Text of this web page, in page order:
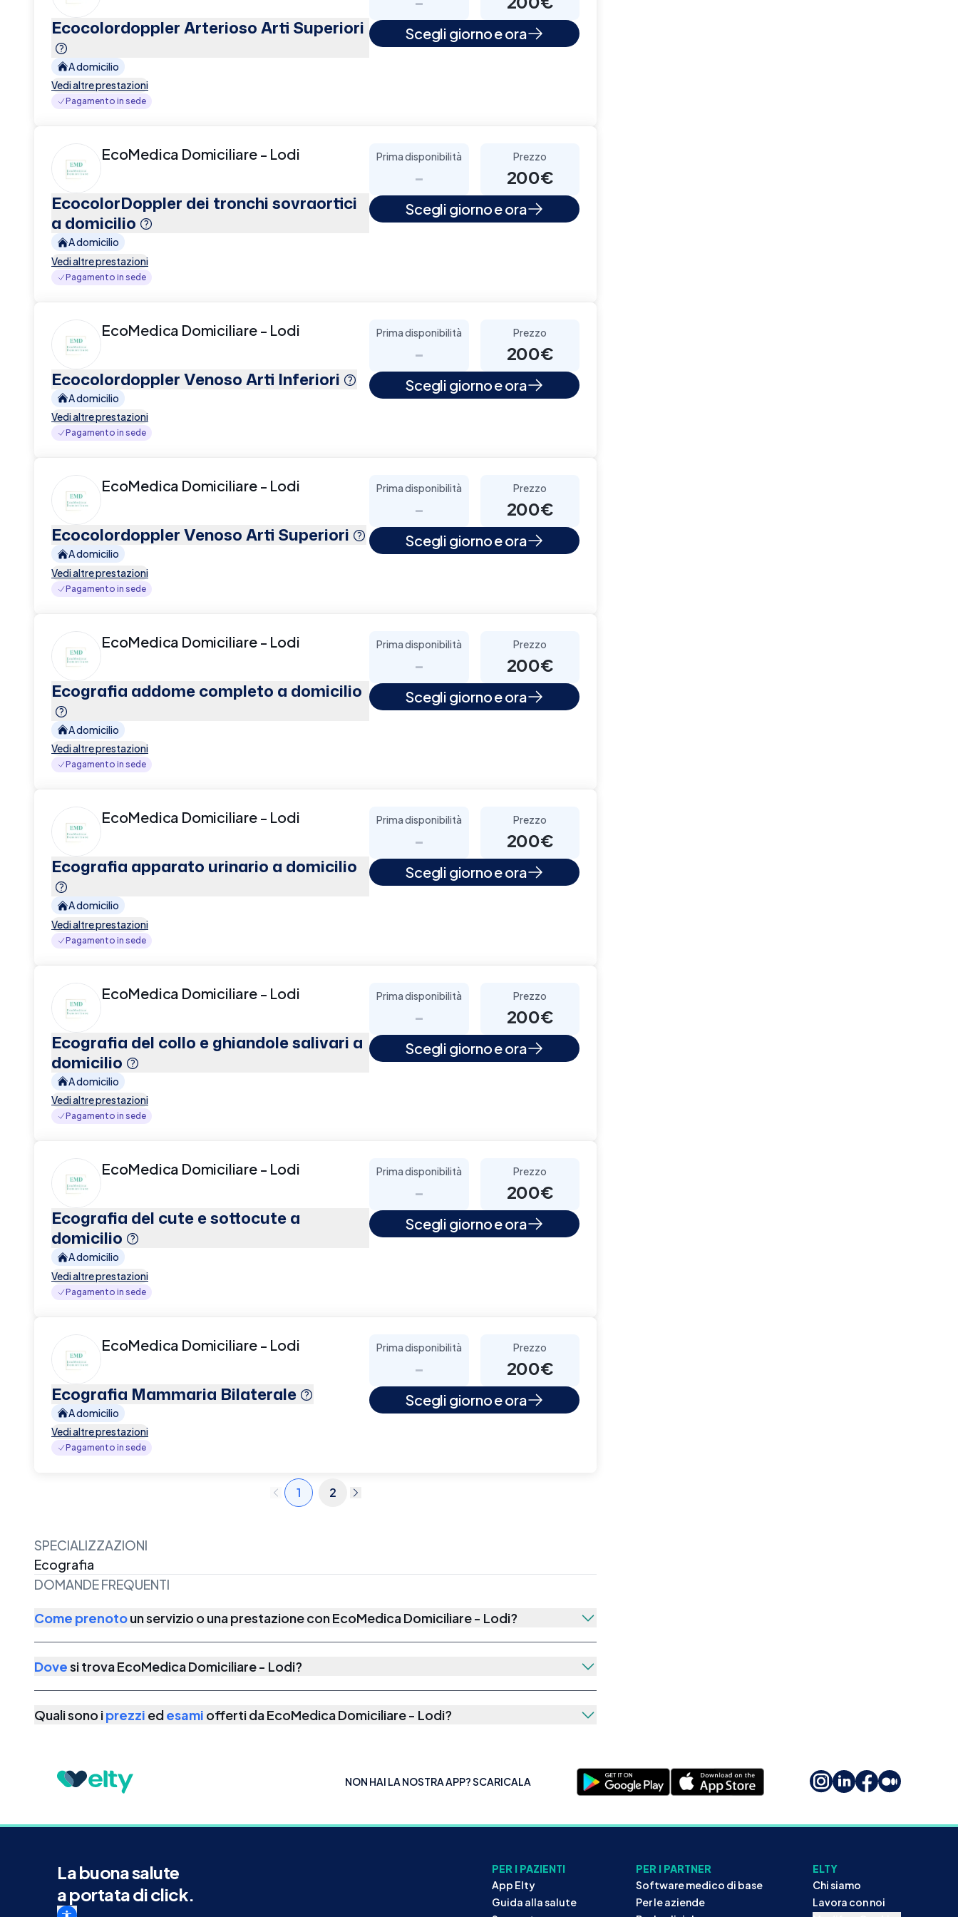
Ecocolordoppler Arterioso Arti Superiori
A domicilio
Vedi altre prestazioni
Pagamento in sede
Scegli giorno e ora
EcoMedica Domiciliare - Lodi
EcocolorDoppler dei tronchi sovraortici
a domicilio
A domicilio
Vedi altre prestazioni
Pagamento in sede
Prima disponibilità
-
Prezzo
200€
Scegli giorno e ora
EcoMedica Domiciliare - Lodi
Ecocolordoppler Venoso Arti Inferiori
A domicilio
Vedi altre prestazioni
Pagamento in sede
Prima disponibilità
-
Prezzo
200€
Scegli giorno e ora
EcoMedica Domiciliare - Lodi
Ecocolordoppler Venoso Arti Superiori
A domicilio
Vedi altre prestazioni
Pagamento in sede
Prima disponibilità
-
Prezzo
200€
Scegli giorno e ora
EcoMedica Domiciliare - Lodi
Ecografia addome completo a domicilio
A domicilio
Vedi altre prestazioni
Pagamento in sede
Prima disponibilità
-
Prezzo
200€
Scegli giorno e ora
EcoMedica Domiciliare - Lodi
Ecografia apparato urinario a domicilio
A domicilio
Vedi altre prestazioni
Pagamento in sede
Prima disponibilità
-
Prezzo
200€
Scegli giorno e ora
EcoMedica Domiciliare - Lodi
Ecografia del collo e ghiandole salivari a
domicilio
A domicilio
Vedi altre prestazioni
Pagamento in sede
Prima disponibilità
-
Prezzo
200€
Scegli giorno e ora
EcoMedica Domiciliare - Lodi
Ecografia del cute e sottocute a
domicilio
A domicilio
Vedi altre prestazioni
Pagamento in sede
Prima disponibilità
-
Prezzo
200€
Scegli giorno e ora
EcoMedica Domiciliare - Lodi
Ecografia Mammaria Bilaterale
A domicilio
Vedi altre prestazioni
Pagamento in sede
Prima disponibilità
-
Prezzo
200€
Scegli giorno e ora
1 2
SPECIALIZZAZIONI
Ecografia
DOMANDE FREQUENTI
Come prenotoun servizio o una prestazione conEcoMedica Domiciliare - Lodi?
Dovesi trovaEcoMedica Domiciliare - Lodi?
Quali sono iprezzi edesami offerti daEcoMedica Domiciliare - Lodi?
NON HAI LA NOSTRA APP? SCARICALA
La buona salute
a portata di click.
PER I PAZIENTI
App Elty
Guida alla salute
PER I PARTNER
Software medico di base
Per le aziende
ELTY
Chi siamo
Lavora con noi